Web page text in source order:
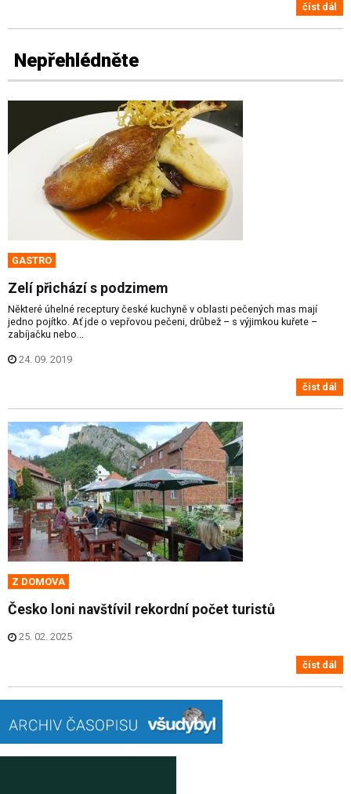
číst dál
Nepřehlédněte
GASTRO
Zelí přichází s podzimem
Některé úhelné receptury české kuchyně v oblasti pečených mas mají
jedno pojítko. Ať jde o vepřovou pečeni, drůbež – s výjimkou kuřete –
zabíjačku nebo...
24. 09. 2019
číst dál
Z DOMOVA
Česko loni navštívil rekordní počet turistů
25. 02. 2025
číst dál